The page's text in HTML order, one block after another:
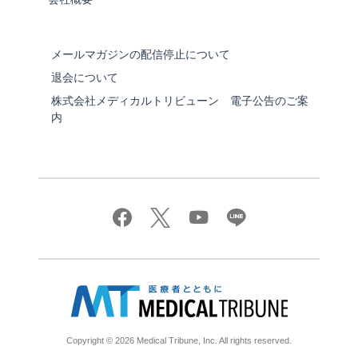
メールマガジンの配信停止について
退会について
株式会社メディカルトリビューン 電子公告のご案
内
Copyright © 2026 Medical Tribune, Inc. All rights reserved.